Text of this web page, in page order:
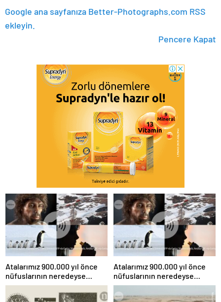
Google ana sayfanıza Better-Photographs.com RSS
ekleyin.
Pencere Kapat
Atalarımız 900.000 yıl önce
nüfuslarının neredeyse
%99’unu kaybetti
Atalarımız 900.000 yıl önce
nüfuslarının neredeyse
%99’unu kaybetti